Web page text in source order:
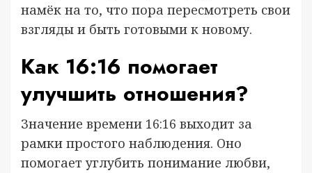
намёк на то, что пора пересмотреть свои
взгляды и быть готовыми к новому.
Как 16:16 помогает
улучшить отношения?
Значение времени 16:16 выходит за
рамки простого наблюдения. Оно
помогает углубить понимание любви,